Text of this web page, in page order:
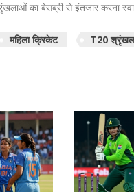
का बेसब्री से इंतजार करना
महिला क्रिकेट T20